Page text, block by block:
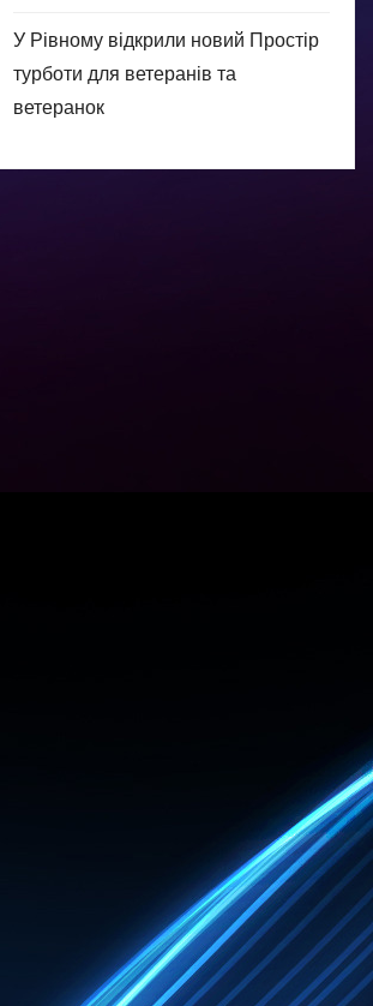
У Рівному відкрили новий Простір
турботи для ветеранів та
ветеранок